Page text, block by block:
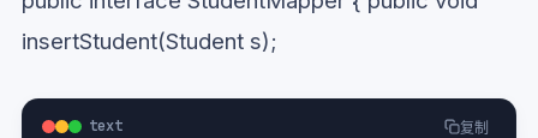
insertStudent(Student s);
text 复制